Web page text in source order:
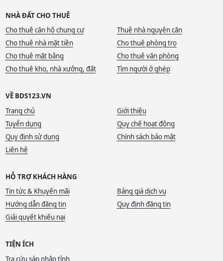
NHÀ ĐẤT CHO THUÊ
Cho thuê căn hộ chung cư
Thuê nhà nguyên căn
Cho thuê nhà mặt tiền
Cho thuê phòng trọ
Cho thuê mặt bằng
Cho thuê văn phòng
Cho thuê kho, nhà xưởng, đất
Tìm người ở ghép
VỀ BDS123.VN
Trang chủ
Giới thiệu
Tuyển dụng
Quy chế hoạt động
Quy định sử dụng
Chính sách bảo mật
Liên hệ
HỖ TRỢ KHÁCH HÀNG
Tin tức & Khuyến mãi
Bảng giá dịch vụ
Hướng dẫn đăng tin
Quy định đăng tin
Giải quyết khiếu nại
TIỆN ÍCH
Tra cứu sáp nhập tỉnh